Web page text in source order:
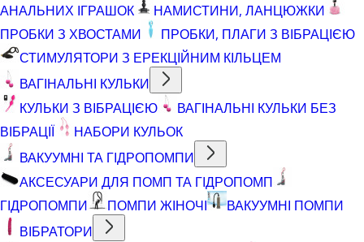
АНАЛЬНИХ ІГРАШОК
НАМИСТИНИ, ЛАНЦЮЖКИ
ПРОБКИ З ХВОСТАМИ
ПРОБКИ, ПЛАГИ З ВІБРАЦІЄЮ
СТИМУЛЯТОРИ З ЕРЕКЦІЙНИМ КІЛЬЦЕМ
ВАГІНАЛЬНІ КУЛЬКИ
КУЛЬКИ З ВІБРАЦІЄЮ
ВАГІНАЛЬНІ КУЛЬКИ БЕЗ
ВІБРАЦІЇ
НАБОРИ КУЛЬОК
ВАКУУМНІ ТА ГІДРОПОМПИ
АКСЕСУАРИ ДЛЯ ПОМП ТА ГІДРОПОМП
ГІДРОПОМПИ
ПОМПИ ЖІНОЧІ
ВАКУУМНІ ПОМПИ
ВІБРАТОРИ